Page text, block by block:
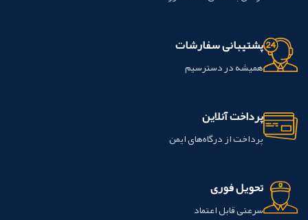
پشتیبانی سفارشات
همیشه در دسترسیم
پرداخت آنلاین
پرداخت از درگاه‌های ایمن
تحویل فوری
سرعتی قابل اعتماد